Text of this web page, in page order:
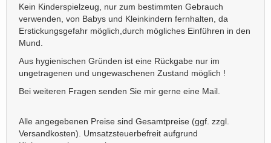
Kein Kinderspielzeug, nur zum bestimmten Gebrauch
verwenden, von Babys und Kleinkindern fernhalten, da
Erstickungsgefahr möglich,durch mögliches Einführen in den
Mund.
Aus hygienischen Gründen ist eine Rückgabe nur im
ungetragenen und ungewaschenen Zustand möglich !
Bei weiteren Fragen senden Sie mir gerne eine Mail.
Alle angegebenen Preise sind Gesamtpreise (ggf. zzgl.
Versandkosten). Umsatzsteuerbefreit aufgrund